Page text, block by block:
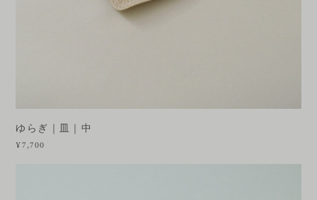
ゆらぎ｜皿｜中
¥7,700